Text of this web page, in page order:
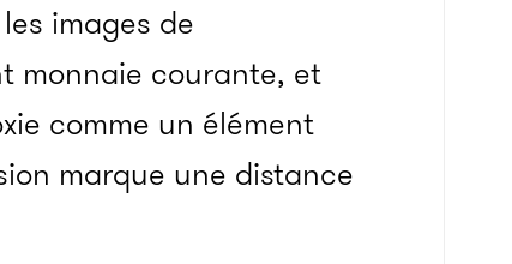
images de
monnaie courante, et
comme un élément
marque une distance